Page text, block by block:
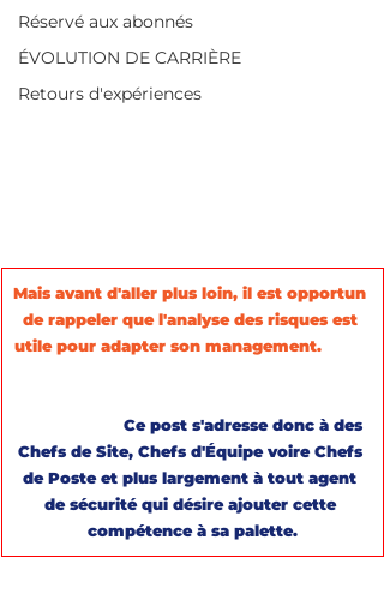
Réservé aux abonnés
ÉVOLUTION DE CARRIÈRE
Retours d'expériences
Mais avant d'aller plus loin, il est opportun
de rappeler que l'analyse des risques est
utile pour adapter son management.
Ce post s'adresse donc à des
Chefs de Site, Chefs d'Équipe voire Chefs
de Poste et plus largement à tout agent
de sécurité qui désire ajouter cette
compétence à sa palette.